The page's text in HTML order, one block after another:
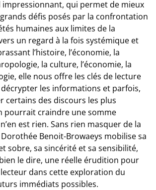
impressionnant, qui permet de mieux
défis posés par la confrontation
humaines aux limites de la
un regard à la fois systémique et
l’histoire, l’économie, la
la culture, l’économie, la
elle nous offre les clés de lecture
les informations et parfois,
certains des discours les plus
pourrait craindre une somme
est rien. Sans rien masquer de la
Benoit-Browaeys mobilise sa
sobre, sa sincérité et sa sensibilité,
le dire, une réelle érudition pour
dans cette exploration du
immédiats possibles.